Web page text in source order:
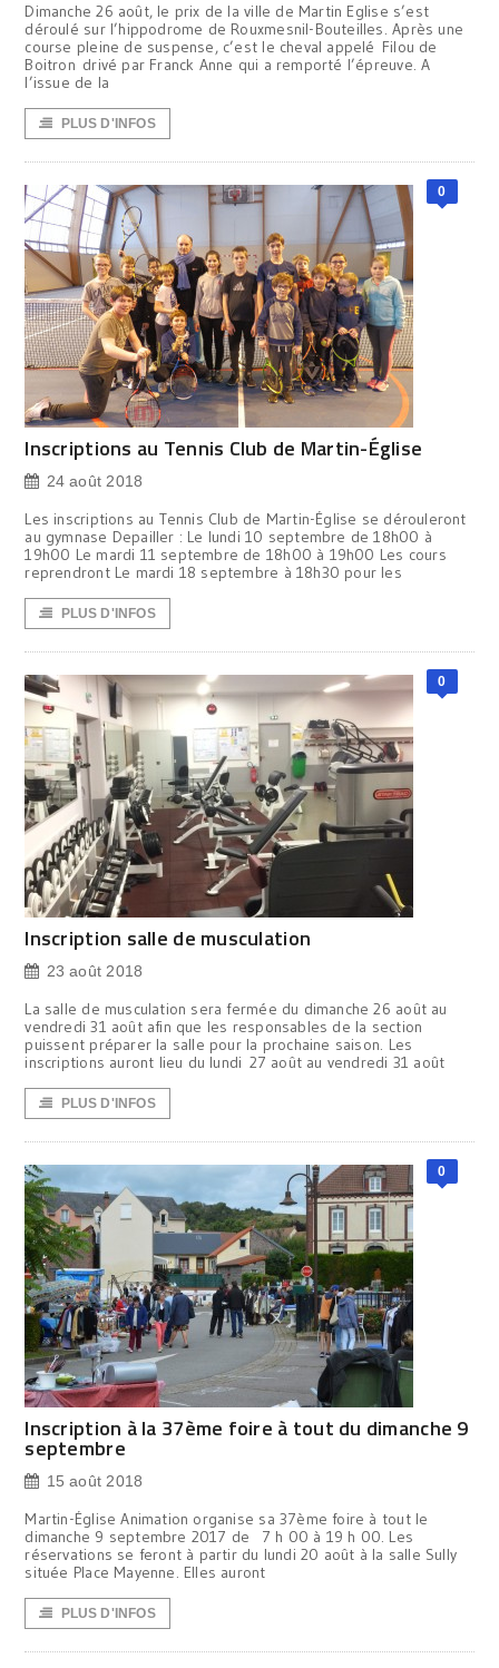
Dimanche 26 août, le prix de la ville de Martin Eglise s’est
déroulé sur l’hippodrome de Rouxmesnil-Bouteilles. Après une
course pleine de suspense, c’est le cheval appelé Filou de
Boitron drivé par Franck Anne qui a remporté l’épreuve. A
l’issue de la
PLUS D'INFOS
0
Inscriptions au Tennis Club de Martin-Église
24 août 2018
Les inscriptions au Tennis Club de Martin-Église se dérouleront
au gymnase Depailler : Le lundi 10 septembre de 18h00 à
19h00 Le mardi 11 septembre de 18h00 à 19h00 Les cours
reprendront Le mardi 18 septembre à 18h30 pour les
PLUS D'INFOS
0
Inscription salle de musculation
23 août 2018
La salle de musculation sera fermée du dimanche 26 août au
vendredi 31 août afin que les responsables de la section
puissent préparer la salle pour la prochaine saison. Les
inscriptions auront lieu du lundi 27 août au vendredi 31 août
PLUS D'INFOS
0
Inscription à la 37ème foire à tout du dimanche 9
septembre
15 août 2018
Martin-Église Animation organise sa 37ème foire à tout le
dimanche 9 septembre 2017 de 7 h 00 à 19 h 00. Les
réservations se feront à partir du lundi 20 août à la salle Sully
située Place Mayenne. Elles auront
PLUS D'INFOS